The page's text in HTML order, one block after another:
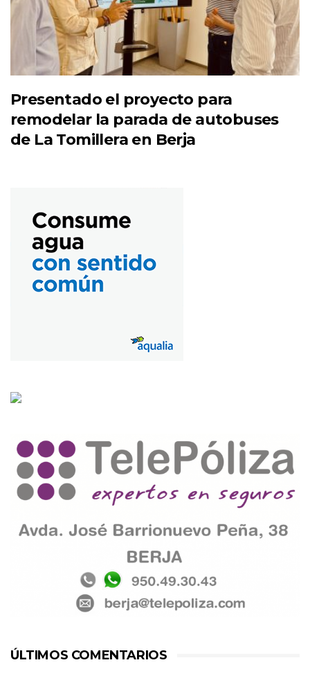
Presentado el proyecto para
remodelar la parada de autobuses
de La Tomillera en Berja
ÚLTIMOS COMENTARIOS